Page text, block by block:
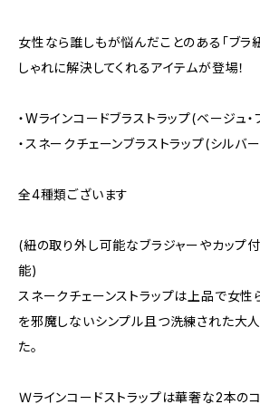
女性なら誰しもが悩んだことのある「ブラ
しゃれに解決してくれるアイテムが登場！
・Wラインコードブラストラップ(ベージュ・
・スネークチェーンブラストラップ(シルバ
全4種類ございます
(紐の取り外し可能なブラジャーやカップ
能)
スネークチェーンストラップは上品で女性
を邪魔しないシンプル且つ洗練された大
た。
Ｗラインコードストラップは華奢な2本の